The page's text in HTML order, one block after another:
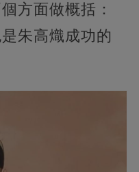
方面做概括：
朱高熾成功的